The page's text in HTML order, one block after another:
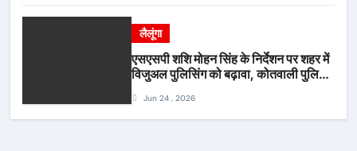
लैलूंगा
एसएसपी शशि मोहन सिंह के निर्देशन पर शहर में
विजुअल पुलिसिंग को बढ़ावा, कोतवाली पुलिस
Jun 24 , 2026